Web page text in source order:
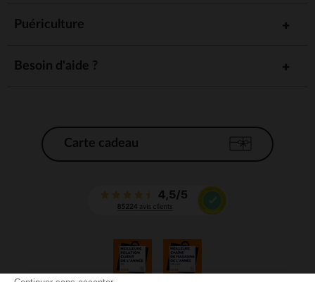
Puériculture
Besoin d'aide ?
Carte cadeau